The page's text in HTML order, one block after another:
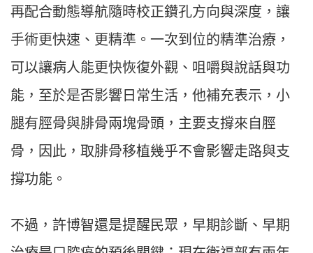
再配合動態導航隨時校正鑽孔方向與深度，讓
手術更快速、更精準。一次到位的精準治療，
可以讓病人能更快恢復外觀、咀嚼與說話與功
能，至於是否影響日常生活，他補充表示，小
腿有脛骨與腓骨兩塊骨頭，主要支撐來自脛
骨，因此，取腓骨移植幾乎不會影響走路與支
撐功能。
不過，許博智還是提醒民眾，早期診斷、早期